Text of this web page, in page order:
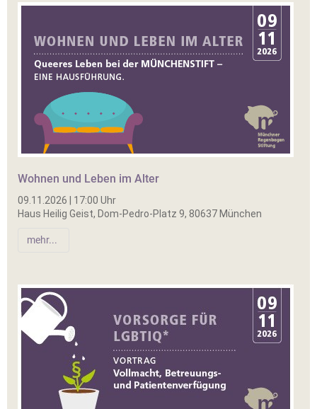
Wohnen und Leben im Alter
09.11.2026 | 17:00 Uhr
Haus Heilig Geist, Dom-Pedro-Platz 9, 80637 München
mehr...